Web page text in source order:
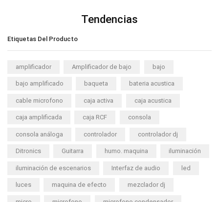
Tendencias
Etiquetas Del Producto
amplificador Amplificador de bajo bajo
bajo amplificado baqueta bateria acustica
cable microfono caja activa caja acustica
caja amplificada caja RCF consola
consola análoga controlador controlador dj
Ditronics Guitarra humo. maquina iluminación
iluminación de escenarios Interfaz de audio led
luces maquina de efecto mezclador dj